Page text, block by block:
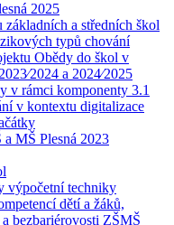
2025
základních a středních škol
typů chování
Obědy do škol v
a 2024⁄2025
v rámci komponenty 3.1
v kontextu digitalizace
MŠ Plesná 2023
výpočetní techniky
dětí a žáků,
bezbariérovosti ZŠMŠ